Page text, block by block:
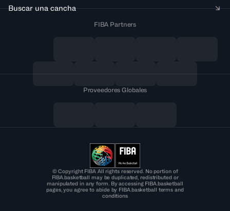
Buscar una cancha
FIBA Partners
Proveedores Globales
© Copyright FIBA All rights reserved. No portion of
FIBA.basketball may be duplicated, redistributed or
manipulated in any form. By accessing FIBA.basketball
pages, you agree to abide by FIBA.basketball terms and
conditions